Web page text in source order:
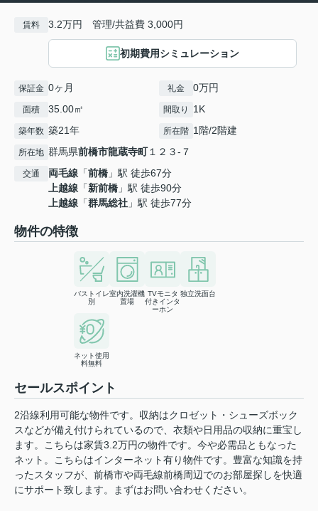
賃料 3.2万円 管理/共益費 3,000円
初期費用シミュレーション
保証金 0ヶ月 礼金 0万円
面積 35.00㎡ 間取り 1K
築年数 築21年 所在階 1階/2階建
所在地 群馬県前橋市龍蔵寺町１２３-７
交通 両毛線 「前橋 」駅 徒歩67分
上越線 「新前橋 」駅 徒歩90分
上越線 「群馬総社 」駅 徒歩77分
物件の特徴
バストイレ
別
室内洗濯機
置場
TVモニタ
付きインタ
ーホン
独立洗面台
ネット使用
料無料
セールスポイント
2沿線利用可能な物件です。収納はクロゼット・シューズボック
スなどが備え付けられているので、衣類や日用品の収納に重宝し
ます。こちらは家賃3.2万円の物件です。今や必需品ともなった
ネット。こちらはインターネット有り物件です。豊富な知識を持
ったスタッフが、前橋市や両毛線前橋周辺でのお部屋探しを快適
にサポート致します。まずはお問い合わせください。